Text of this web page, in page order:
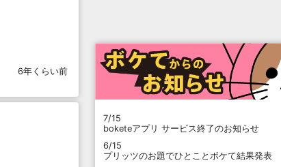
6年くらい前
7/15
boketeアプリ サービス終了のお知らせ
6/15
プリッツのお題でひとことボケて結果発表